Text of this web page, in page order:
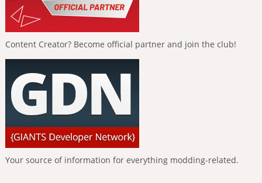
Content Creator? Become official partner and join the club!
Your source of information for everything modding-related.